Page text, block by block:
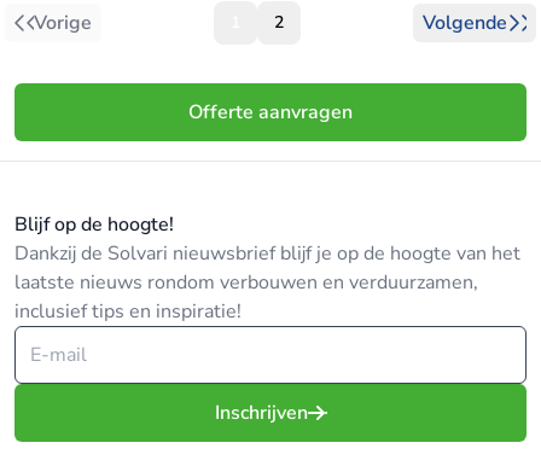
Vorige 2 Volgende
Offerte aanvragen
Blijf op de hoogte!
Dankzij de Solvari nieuwsbrief blijf je op de hoogte van het
laatste nieuws rondom verbouwen en verduurzamen,
inclusief tips en inspiratie!
Inschrijven